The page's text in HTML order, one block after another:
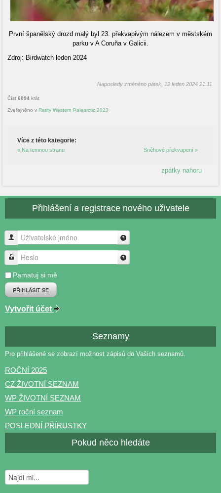
První španělský drozd malý byl 23. překvapivým nálezem v městském
parku v A Coruña v Galicii.
Zdroj: Birdwatch leden 2024
Naposledy změněno pátek, 12 leden 2024 21:11
Číst 6094 krát
Zveřejněno v Rarity Western Palearctic 2023
Více z této kategorie:
« Na temnou stranu Sněhové překvapení »
zpátky nahoru
Přihlášení a registrace nového uživatele
Uživatelské jméno
Heslo
Pamatuj si mě
PŘIHLÁSIT SE
Vytvořit účet
Seznamy
Pro přihlášené se zobrazí možnost zápisů do Vašich seznamů.
ROČNÍ 2025
CZ ŽIVOTNÍ SEZNAM
WP ŽIVOTNÍ SEZNAM
WP roční seznam
POSLEDNÍ PŘÍRUSTKY
Pokud něco hledáte